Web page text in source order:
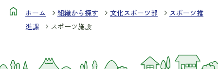
ホーム 組織から探す 文化スポーツ部
スポーツ推
進課
スポーツ施設